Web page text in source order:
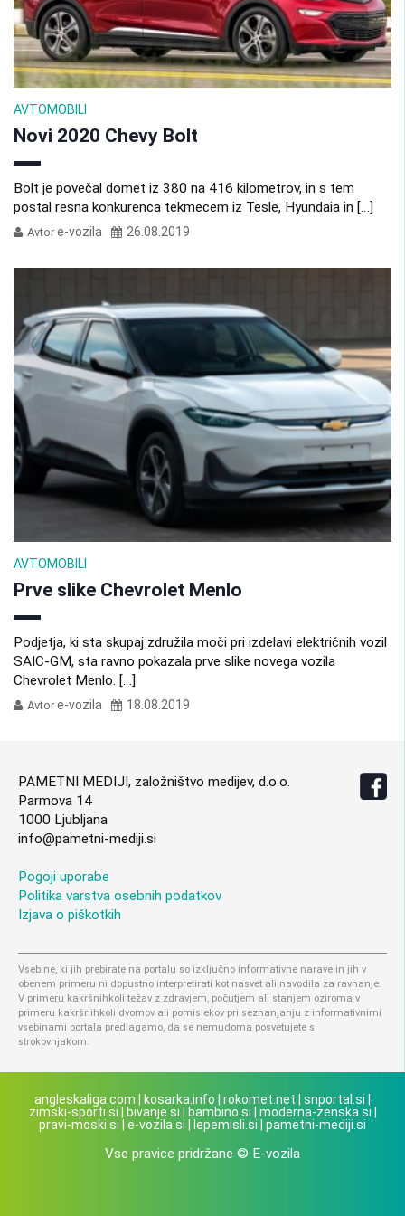
AVTOMOBILI
Novi 2020 Chevy Bolt
Bolt je povečal domet iz 380 na 416 kilometrov, in s tem
postal resna konkurenca tekmecem iz Tesle, Hyundaia in […]
Avtor e-vozila 26.08.2019
AVTOMOBILI
Prve slike Chevrolet Menlo
Podjetja, ki sta skupaj združila moči pri izdelavi električnih vozil
SAIC-GM, sta ravno pokazala prve slike novega vozila
Chevrolet Menlo. […]
Avtor e-vozila 18.08.2019
PAMETNI MEDIJI, založništvo medijev, d.o.o.
Parmova 14
1000 Ljubljana
info@pametni-mediji.si
Pogoji uporabe
Politika varstva osebnih podatkov
Izjava o piškotkih
Vsebine, ki jih prebirate na portalu so izključno informativne narave in jih v
obenem primeru ni dopustno interpretirati kot nasvet ali navodila za ravnanje.
V primeru kakršnihkoli težav z zdravjem, počutjem ali stanjem oziroma v
primeru kakršnihkoli dvomov ali pomislekov pri seznanjanju z informativnimi
vsebinami portala predlagamo, da se nemudoma posvetujete s
strokovnjakom.
angleskaliga.com kosarka.info rokomet.net snportal.si
zimski-sporti.si
bivanje.si bambino.si moderna-zenska.si
pravi-moski.si
e-vozila.si lepemisli.si pametni-mediji.si
Vse pravice pridržane © E-vozila